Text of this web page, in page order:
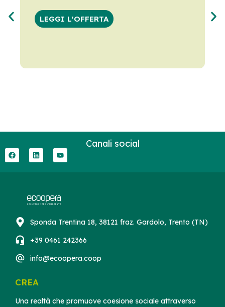
LEGGI L'OFFERTA
Canali social
Sponda Trentina 18, 38121 fraz. Gardolo, Trento (TN)
+39 0461 242366
info@ecoopera.coop
CREA
Una realtà che promuove coesione sociale attraverso